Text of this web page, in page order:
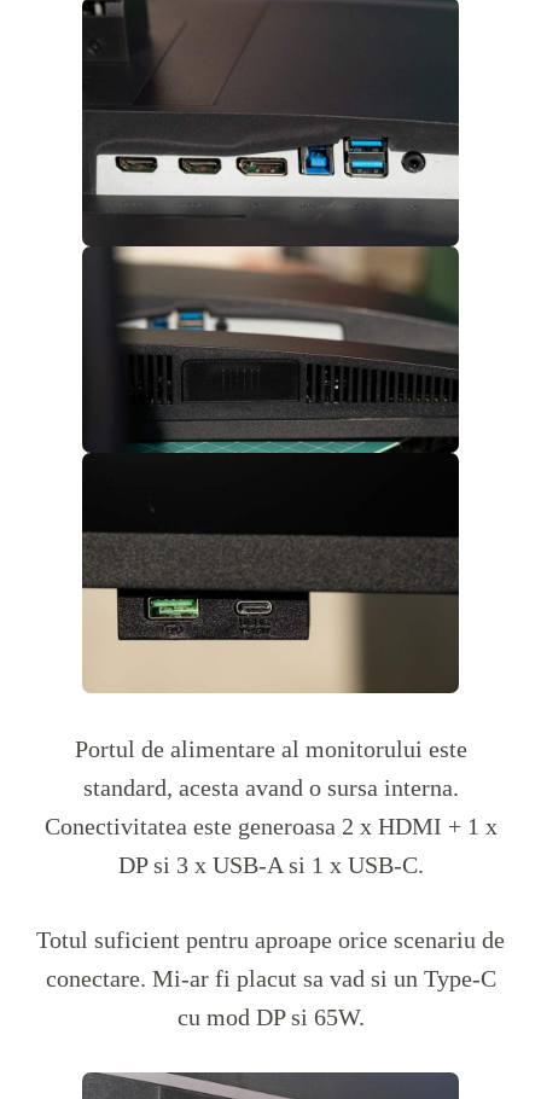
Portul de alimentare al monitorului este
standard, acesta avand o sursa interna.
Conectivitatea este generoasa 2 x HDMI + 1 x
DP si 3 x USB-A si 1 x USB-C.
Totul suficient pentru aproape orice scenariu de
conectare. Mi-ar fi placut sa vad si un Type-C
cu mod DP si 65W.